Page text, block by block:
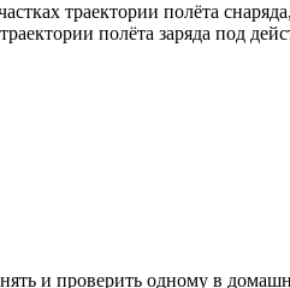
траектории полёта
полёта заряда под
и проверить одному в